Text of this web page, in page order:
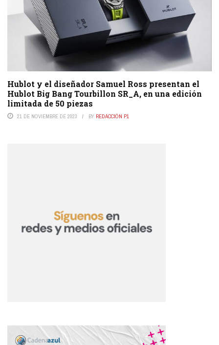
Hublot y el diseñador Samuel Ross presentan el
Hublot Big Bang Tourbillon SR_A, en una edición
limitada de 50 piezas
21 DE NOVIEMBRE DE 2023 BY REDACCIÓN P1